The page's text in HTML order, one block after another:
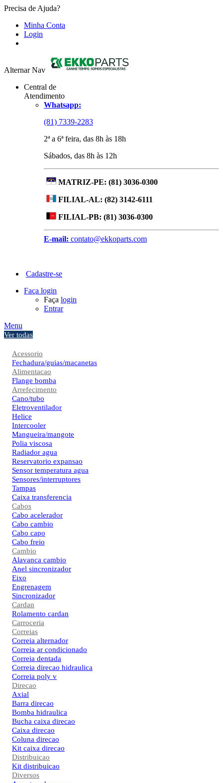
Precisa de Ajuda?
Minha Conta
Login
Alternar Nav
Central de
Atendimento
Whatsapp:
(81) 7339-2283
2ª a 6ª feira, das 8h às 18h
Sábados, das 8h às 12h
MATRIZ-PE: (81) 3036-0300
FILIAL-AL: (82) 3142-6111
FILIAL-PB: (81) 3036-0300
E-mail: contato@ekkoparts.com
Cadastre-se
Faça login
Faça login
Entrar
Menu
Ver todas
Acessorio
Fechadura/guias/macanetas
Alimentacao
Flange bomba
Arrefecimento
Cano/tubo
Eletroventilador
Helice
Intercooler
Mangueira/mangote
Polia viscosa
Radiador agua
Reservatorio expansao
Sensor temperatura agua
Sensores/interruptores
Tampas
Caixa transferencia
Cabos
Cabo acelerador
Cabo cambio
Cabo capo
Cabo freio
Cambio
Alavanca cambio
Anel sincronizador
Eixo
Engrenagem
Sincronizador
Cardan
Rolamento cardan
Carroceria
Correias
Correia alternador
Correia ar condicionado
Correia dentada
Correia direcao hidraulica
Correia poly v
Direcao
Axial
Barra direcao
Bomba hidraulica
Bucha caixa direcao
Caixa direcao
Coluna direcao
Kit caixa direcao
Distribuicao
Kit distribuicao
Diversos